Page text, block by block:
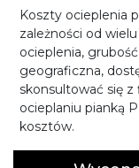
Koszty ocieplenia
zależności od
ocieplenia,
geograficzna,
skonsultować się
ocieplaniu pianką
kosztów.